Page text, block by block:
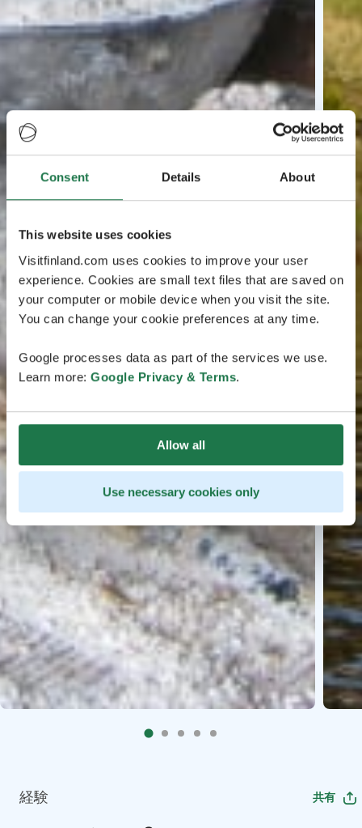
Consent Details About
This website uses cookies
Visitfinland.com uses cookies to improve your user
experience. Cookies are small text files that are saved on
your computer or mobile device when you visit the site.
You can change your cookie preferences at any time.
Google processes data as part of the services we use.
Learn more: Google Privacy & Terms.
Allow all
Use necessary cookies only
経験 共有